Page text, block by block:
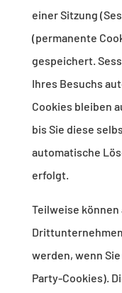
einer Sitzung
(permanente
gespeichert.
Ihres Besuchs
Cookies bleiben
bis Sie diese
automatische
erfolgt.
Teilweise können
werden, wenn
Party-Cookies).